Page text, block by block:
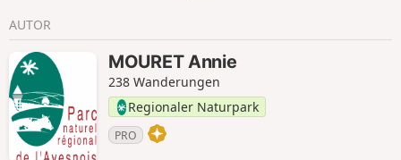
AUTOR
MOURET Annie
238 Wanderungen
Regionaler Naturpark
PRO